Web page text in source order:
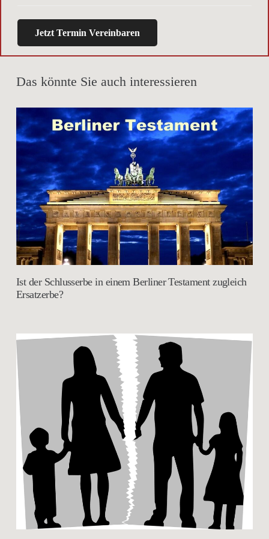
Jetzt Termin Vereinbaren
Das könnte Sie auch interessieren
Ist der Schlusserbe in einem Berliner Testament zugleich
Ersatzerbe?